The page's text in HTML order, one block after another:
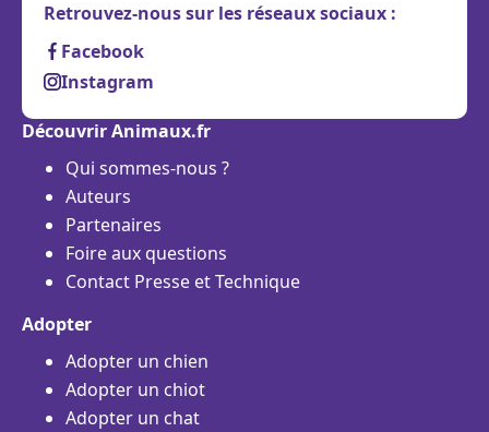
Retrouvez-nous sur les réseaux sociaux :
Facebook
Instagram
Découvrir Animaux.fr
Qui sommes-nous ?
Auteurs
Partenaires
Foire aux questions
Contact Presse et Technique
Adopter
Adopter un chien
Adopter un chiot
Adopter un chat